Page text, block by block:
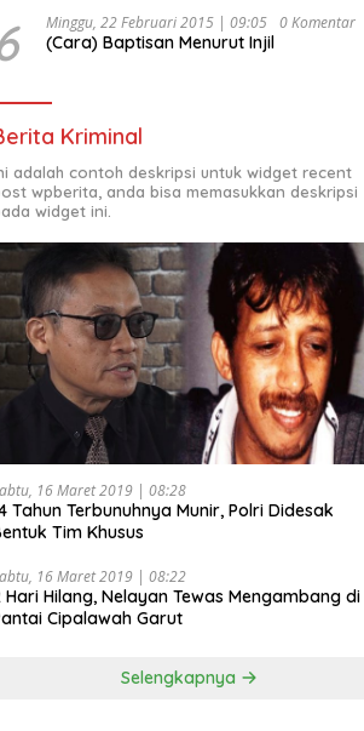
Minggu, 22 Februari 2015 | 09:05 0 Komentar
(Cara) Baptisan Menurut Injil
Kriminal
adalah contoh deskripsi untuk widget recent
wpberita, anda bisa memasukkan deskripsi
widget ini.
16 Maret 2019 | 08:28
Tahun Terbunuhnya Munir, Polri Didesak
Tim Khusus
16 Maret 2019 | 08:22
Hari Hilang, Nelayan Tewas Mengambang di
Cipalawah Garut
Selengkapnya